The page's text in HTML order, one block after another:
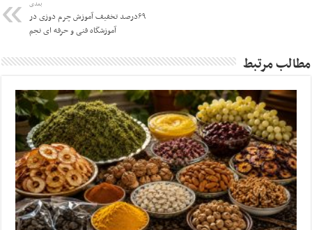
بعدی
۶۹درصد تخفیف آموزش چرم دوزی در
آموزشگاه فنی و حرفه ای نجم
مطالب مرتبط